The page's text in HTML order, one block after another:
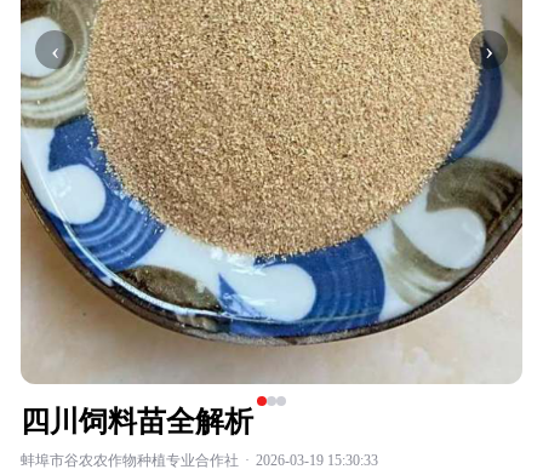
‹ ›
四川饲料苗全解析
蚌埠市谷农农作物种植专业合作社 · 2026-03-19 15:30:33